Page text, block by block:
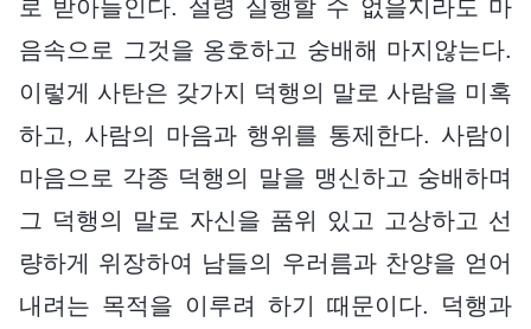
로 받아들인다. 설령 실행할 수 없을지라도 마
음속으로 그것을 옹호하고 숭배해 마지않는다.
이렇게 사탄은 갖가지 덕행의 말로 사람을 미혹
하고, 사람의 마음과 행위를 통제한다. 사람이
마음으로 각종 덕행의 말을 맹신하고 숭배하며
그 덕행의 말로 자신을 품위 있고 고상하고 선
량하게 위장하여 남들의 우러름과 찬양을 얻어
내려는 목적을 이루려 하기 때문이다. 덕행과